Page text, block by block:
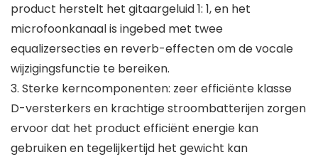
product herstelt het gitaargeluid 1: 1, en het
microfoonkanaal is ingebed met twee
equalizersecties en reverb-effecten om de vocale
wijzigingsfunctie te bereiken.
3. Sterke kerncomponenten: zeer efficiënte klasse
D-versterkers en krachtige stroombatterijen zorgen
ervoor dat het product efficiënt energie kan
gebruiken en tegelijkertijd het gewicht kan